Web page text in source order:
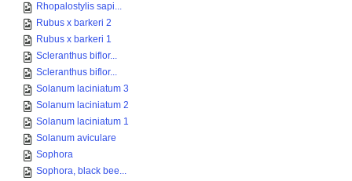
Rhopalostylis sapi...
Rubus x barkeri 2
Rubus x barkeri 1
Scleranthus biflor...
Scleranthus biflor...
Solanum laciniatum 3
Solanum laciniatum 2
Solanum laciniatum 1
Solanum aviculare
Sophora
Sophora, black bee...